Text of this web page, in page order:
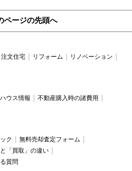
ページの先頭へ
注文住宅 リフォーム
リノベーション
ウス情報
不動産購入時の諸費用
ク
無料売却査定フォーム
と「買取」の違い
質問